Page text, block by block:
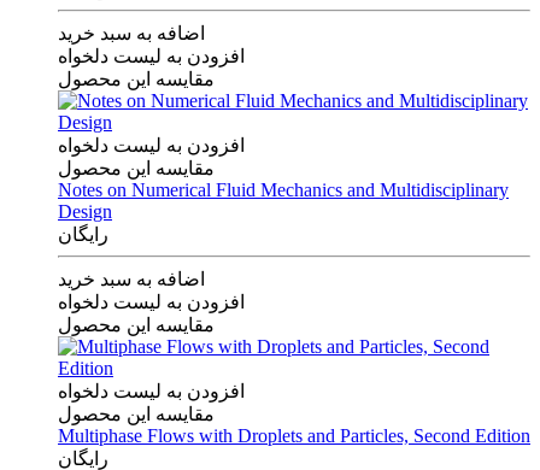
اضافه به سبد خرید
افزودن به لیست دلخواه
مقایسه این محصول
افزودن به لیست دلخواه
مقایسه این محصول
Notes on Numerical Fluid Mechanics and Multidisciplinary
Design
رایگان
اضافه به سبد خرید
افزودن به لیست دلخواه
مقایسه این محصول
افزودن به لیست دلخواه
مقایسه این محصول
Multiphase Flows with Droplets and Particles, Second Edition
رایگان